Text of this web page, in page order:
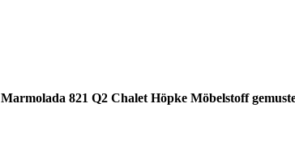
Marmolada 821 Q2 Chalet Höpke Möbelstoff